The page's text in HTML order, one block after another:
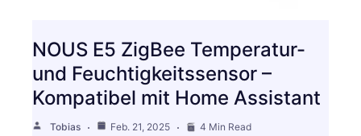
NOUS E5 ZigBee Temperatur-
und Feuchtigkeitssensor –
Kompatibel mit Home Assistant
Tobias Feb. 21, 2025 4 Min Read